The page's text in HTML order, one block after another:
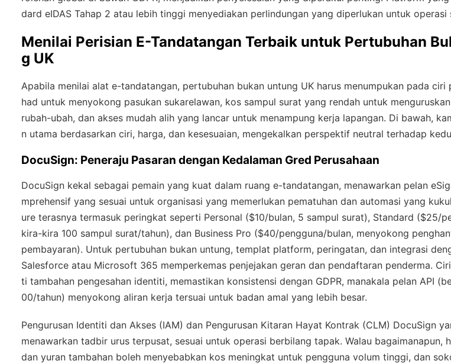
dard eIDAS Tahap 2 atau lebih tinggi menyediakan perlindungan yang diperlukan untuk operasi
Menilai Perisian E-Tandatangan Terbaik untuk Pertubuhan
g UK
Apabila menilai alat e-tandatangan, pertubuhan bukan untung UK harus menumpukan pada ciri
had untuk menyokong pasukan sukarelawan, kos sampul surat yang rendah untuk
rubah-ubah, dan akses mudah alih yang lancar untuk menampung kerja lapangan. Di bawah,
n utama berdasarkan ciri, harga, dan kesesuaian, mengekalkan perspektif neutral terhadap
DocuSign: Peneraju Pasaran dengan Kedalaman Gred Perusahaan
DocuSign kekal sebagai pemain yang kuat dalam ruang e-tandatangan, menawarkan pelan
mprehensif yang sesuai untuk organisasi yang memerlukan pematuhan dan automasi yang
ure terasnya termasuk peringkat seperti Personal ($10/bulan, 5 sampul surat), Standard ($25/
kira-kira 100 sampul surat/tahun), dan Business Pro ($40/pengguna/bulan, menyokong
pembayaran). Untuk pertubuhan bukan untung, templat platform, peringatan, dan integrasi
Salesforce atau Microsoft 365 memperkemas penjejakan geran dan pendaftaran penderma.
ti tambahan pengesahan identiti, memastikan konsistensi dengan GDPR, manakala pelan API
00/tahun) menyokong aliran kerja tersuai untuk badan amal yang lebih besar.
Pengurusan Identiti dan Akses (IAM) dan Pengurusan Kitaran Hayat Kontrak (CLM) DocuSign
menawarkan tadbir urus terpusat, sesuai untuk operasi berbilang tapak. Walau bagaimanapun,
dan yuran tambahan boleh menyebabkan kos meningkat untuk pengguna volum tinggi, dan